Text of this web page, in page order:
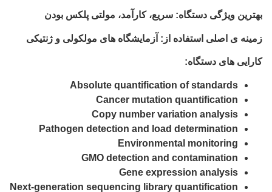
بهترین ویژگی دستگاه: سریع، کارآمد، مولتی پلکس بودن
زمینه ی اصلی استفاده از : آزمایشگاه های مولکولی و ژنتیکی
کارایی های دستگاه:
Absolute quantification of standards
Cancer mutation quantification
Copy number variation analysis
Pathogen detection and load determination
Environmental monitoring
GMO detection and contamination
Gene expression analysis
Next-generation sequencing library quantification